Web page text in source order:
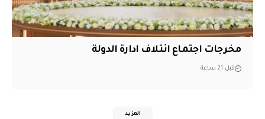
مخرجات اجتماع ائتلاف ادارة الدولة
قبل 21 ساعة
المزيد